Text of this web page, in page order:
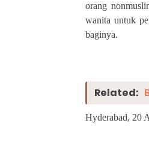
orang
wanita untuk
baginya.
Related:
Hyderabad, 20